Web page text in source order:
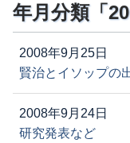
年月分類「
2008年9月25日
賢治とイソップの
2008年9月24日
研究発表など